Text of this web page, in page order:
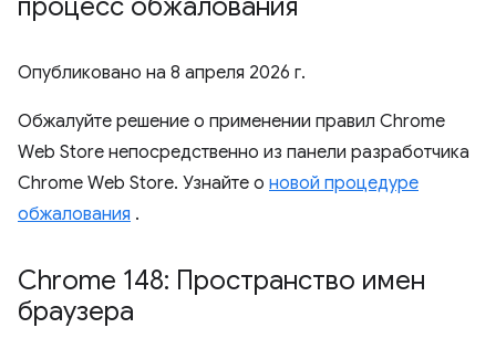
процесс обжалования
Опубликовано на 8 апреля 2026 г.
Обжалуйте решение о применении правил Chrome
Web Store непосредственно из панели разработчика
Chrome Web Store. Узнайте о новой процедуре
обжалования .
Chrome 148: Пространство имен
браузера